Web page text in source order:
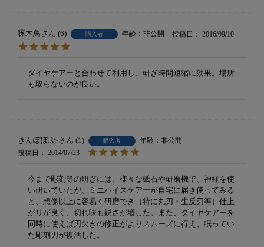
啄木鳥 6 購入者 非公開 投稿日 2016/09/10
ダイヤケアーと合わせて利用し、研ぎ時間短縮に効果。場所
も取らないのが良い。
きんぽぽぷ- 1 購入者
非公開
投稿日
2014/07/23
今まで彫刻等の研ぎには、様々な砥石や研磨機で、神経を使
い研いでいたが、ミニハイスケアーが自宅に届き使ってみる
と、想像以上に容易く研磨でき（特に丸刃・生反刃等）仕上
がりが良く、切れ味も鋭さが増した。また、ダイヤケアーを
同時に使えば刃欠きの修正がよりスムーズに行え、眠ってい
た彫刻刃が復活した。